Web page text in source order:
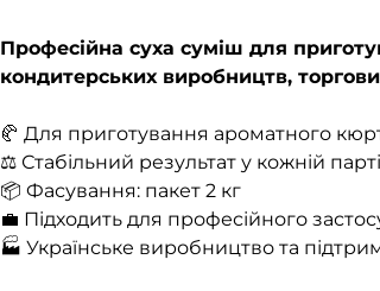
Професійна суха суміш для
кондитерських виробництв,
🥐 Для приготування ароматного
⚖️ Стабільний результат у кожній
📦 Фасування: пакет 2 кг
💼 Підходить для професійного
🏭 Українське виробництво та